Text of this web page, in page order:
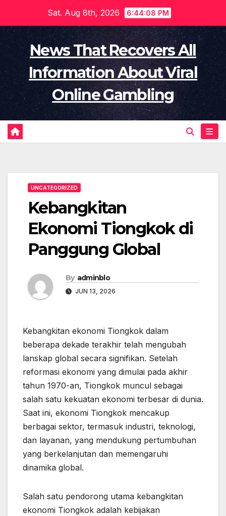
content
Sat. Aug 8th, 2026 6:44:09 PM
News That Recovers All
Information About Viral
Online Gambling
UNCATEGORIZED
Kebangkitan
Ekonomi Tiongkok di
Panggung Global
By adminblo
JUN 13, 2026
Kebangkitan ekonomi Tiongkok dalam
beberapa dekade terakhir telah mengubah
lanskap global secara signifikan. Setelah
reformasi ekonomi yang dimulai pada akhir
tahun 1970-an, Tiongkok muncul sebagai
salah satu kekuatan ekonomi terbesar di dunia.
Saat ini, ekonomi Tiongkok mencakup
berbagai sektor, termasuk industri, teknologi,
dan layanan, yang mendukung pertumbuhan
yang berkelanjutan dan memengaruhi
dinamika global.
Salah satu pendorong utama kebangkitan
ekonomi Tiongkok adalah kebijakan